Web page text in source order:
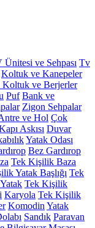
Ünitesi ve Sehpası Tv
Koltuk ve Kanepeler
Koltuk ve Berjerler
Puf Bank ve
Zigon Sehpalar
ve Hol Çok
Askısı Duvar
Yatak Odası
Bez Gardırop
Tek Kişilik Baza
Yatak Başlığı Tek
Tek Kişilik
Karyola Tek Kişilik
Komodin Yatak
Sandık Paravan